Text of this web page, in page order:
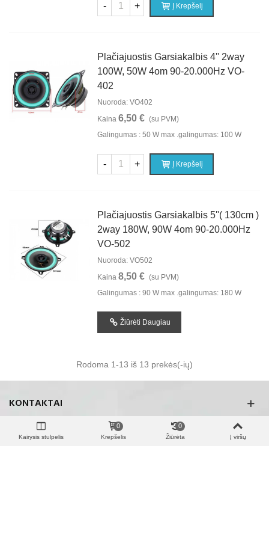
- + Į Krepšelį
Plačiajuostis Garsiakalbis 4'' 2way
100W, 50W 4om 90-20.000Hz VO-
402
Nuoroda: VO402
Kaina6,50 € (su PVM)
Galingumas : 50 W max .galingumas: 100 W
- + Į Krepšelį
Plačiajuostis Garsiakalbis 5''( 130cm )
2way 180W, 90W 4om 90-20.000Hz
VO-502
Nuoroda: VO502
Kaina8,50 € (su PVM)
Galingumas : 90 W max .galingumas: 180 W
Žiūrėti Daugiau
Rodoma 1-13 iš 13 prekės(-ių)
KONTAKTAI
Kairysis stulpelis Krepšelis
0
Žiūrėta
0
Į viršų